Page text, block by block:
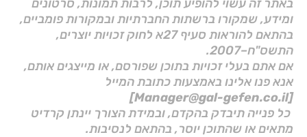
באתר זה עשוי להופיע תוכן, לרבות תמונות, סרטונים
ומידע, שמקורו ברשתות החברתיות ובמקורות פומביים,
בהתאם להוראות סעיף 27א לחוק זכויות יוצרים,
התשס"ח–2007.
אם אתם בעלי זכויות בתוכן שפורסם, או מייצגים אותם,
אנא פנו אלינו באמצעות כתובת המייל
[Manager@gal-gefen.co.il]
כל פנייה תיבדק בהקדם, ובמידת הצורך יינתן קרדיט
מתאים או שהתוכן יוסר, בהתאם לנסיבות.